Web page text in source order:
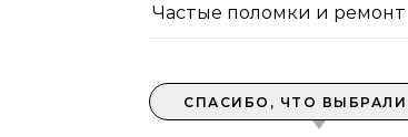
Частые поломки и ремонт
СПАСИБО, ЧТО